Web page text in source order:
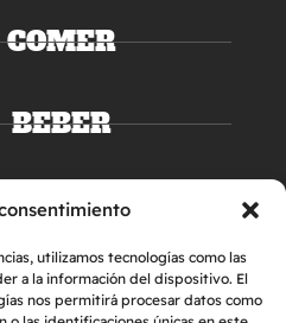
utilizamos tecnologías como las
a la información del dispositivo. El
nos permitirá procesar datos como
COMER
BEBER
DORMIR